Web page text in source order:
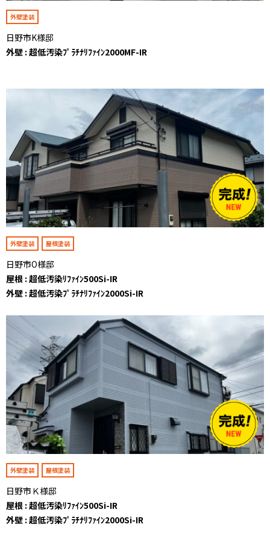
外壁塗装
日野市K様邸
外壁 : 超低汚染ﾌﾟﾗﾁﾅﾘﾌｧｲﾝ2000MF-IR
外壁塗装 屋根塗装
日野市O様邸
屋根 : 超低汚染ﾘﾌｧｲﾝ500Si-IR
外壁 : 超低汚染ﾌﾟﾗﾁﾅﾘﾌｧｲﾝ2000Si-IR
外壁塗装 屋根塗装
日野市Ｋ様邸
屋根 : 超低汚染ﾘﾌｧｲﾝ500Si-IR
外壁 : 超低汚染ﾌﾟﾗﾁﾅﾘﾌｧｲﾝ2000Si-IR